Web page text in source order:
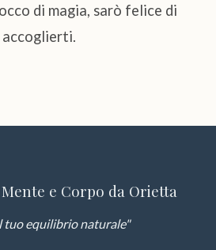
di magia, sarò felice di
accoglierti.
e Corpo da Orietta
tuo equilibrio naturale"